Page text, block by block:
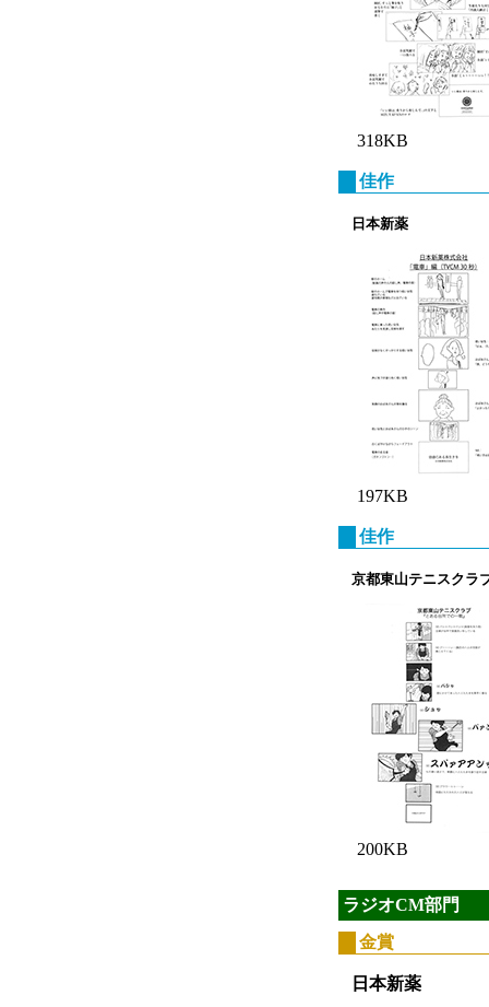
318KB
佳作
日本新薬
197KB
佳作
京都東山テニスクラ
200KB
ラジオCM部門
金賞
日本新薬